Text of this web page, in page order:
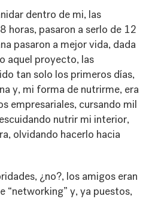
dentro de mi, las
horas, pasaron a serlo de 12
pasaron a mejor vida, dada
aquel proyecto, las
tan solo los primeros días,
y, mi forma de nutrirme, era
empresariales, cursando mil
nutrir mi interior,
olvidando hacerlo hacia
¿no?, los amigos eran
“networking” y, ya puestos,